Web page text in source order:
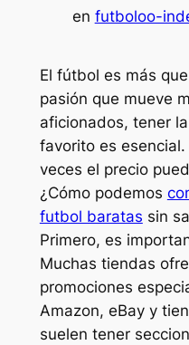
en futboloo-
El fútbol es más
pasión que mueve
aficionados, tener
favorito es
veces el precio
¿Cómo podemos
futbol baratas sin
Primero, es
Muchas tiendas
promociones
Amazon, eBay y
suelen tener